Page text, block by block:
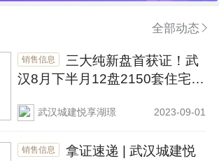
全部动态
销售信息
汉8月下半月12盘2150套住宅入
武汉城建悦享湖璟 2023-09-01
销售信息
拿证速递 | 武汉城建悦